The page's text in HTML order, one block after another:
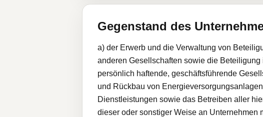
Gegenstand des
a) der Erwerb und die Verwaltung von
anderen Gesellschaften sowie die
persönlich haftende, geschäftsführende
und Rückbau von
Dienstleistungen sowie das Betreiben aller
dieser oder sonstiger Weise an